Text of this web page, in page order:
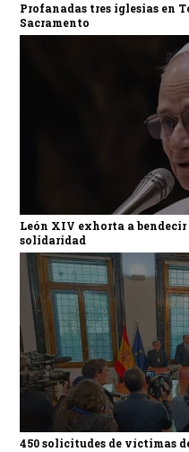
Profanadas tres iglesias en
Sacramento
León XIV exhorta a
solidaridad
450 solicitudes de víctimas